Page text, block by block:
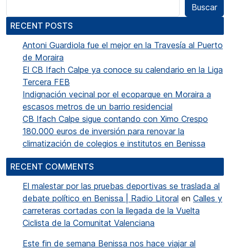
Buscar
RECENT POSTS
Antoni Guardiola fue el mejor en la Travesía al Puerto
de Moraira
El CB Ifach Calpe ya conoce su calendario en la Liga
Tercera FEB
Indignación vecinal por el ecoparque en Moraira a
escasos metros de un barrio residencial
CB Ifach Calpe sigue contando con Ximo Crespo
180.000 euros de inversión para renovar la
climatización de colegios e institutos en Benissa
RECENT COMMENTS
El malestar por las pruebas deportivas se traslada al
debate político en Benissa | Radio Litoral en Calles y
carreteras cortadas con la llegada de la Vuelta
Ciclista de la Comunitat Valenciana
Este fin de semana Benissa nos hace viajar al